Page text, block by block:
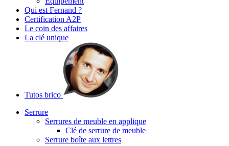
Qui est Fernand ?
Certification A2P
Le coin des affaires
La clé unique
Tutos brico
Serrure
Serrures de meuble en applique
Clé de serrure de meuble
Serrure boîte aux lettres